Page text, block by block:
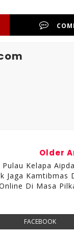
Older
Kelapa
Jaga Kamtibmas
Di Masa
FACEBOOK